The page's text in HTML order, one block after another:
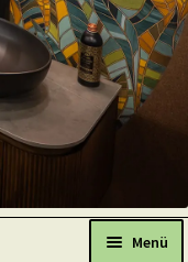
Menü